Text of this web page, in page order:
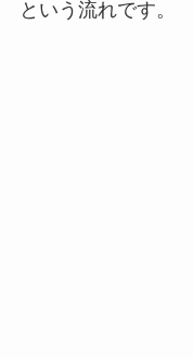
という流れです。